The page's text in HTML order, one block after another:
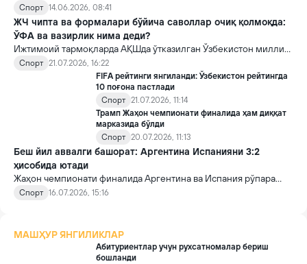
чемпионати атрофидаги баҳслар янада кучаймоқда. Оқ уйнинг
турнир бўйича махсус гуруҳи раҳбари Эндрю Жулиани
сомалилик ҳакам Умар Артаннинг мамлакатга киритилмагани
юзасидан янги баёнот берди.
Спорт 14.06.2026, 08:41
ЖЧ чипта ва формалари бўйича саволлар очиқ қолмоқда:
ЎФА ва вазирлик нима деди?
Ижтимоий тармоқларда АҚШда ўтказилган Ўзбекистон миллий
терма жамоаси ўйинлари учун ажратилган чипталар ва расмий
формалар тақсимоти ҳақида турли хабарлар тарқалгани
ортидан Paradigma.uz Спорт вазирлиги ҳамда Ўзбекистон
футбол ассоциациясига расмий ахборот сўровлари юборган
эди. Ташкилотлар бир қатор саволларга жавоб берди, аммо
айрим муҳим масалалар очиқлигича қолмоқда.
Спорт 21.07.2026, 16:22
FIFA рейтинги янгиланди: Ўзбекистон рейтингда
10 поғона пастлади
Спорт 21.07.2026, 11:14
Трамп Жаҳон чемпионати финалида ҳам диққат
марказида бўлди
Спорт 20.07.2026, 11:13
Беш йил аввалги башорат: Аргентина Испанияни 3:2
ҳисобида ютади
Жаҳон чемпионати финалида Аргентина ва Испания рўпара
келиши маълум бўлиши биланоқ, "Х" ижтимоий тармоғидаги
Спорт 16.07.2026, 15:16
МАШҲУР ЯНГИЛИКЛАР
Абитуриентлар учун рухсатномалар бериш
бошланди